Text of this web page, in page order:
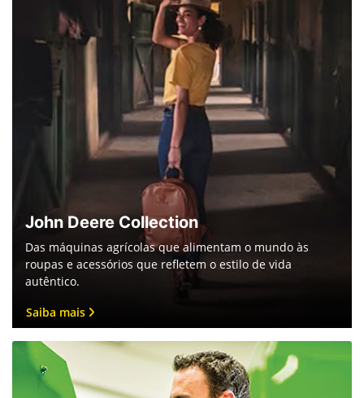
John Deere Collection
Das máquinas agrícolas que alimentam o mundo às
roupas e acessórios que refletem o estilo de vida
autêntico.
Saiba mais